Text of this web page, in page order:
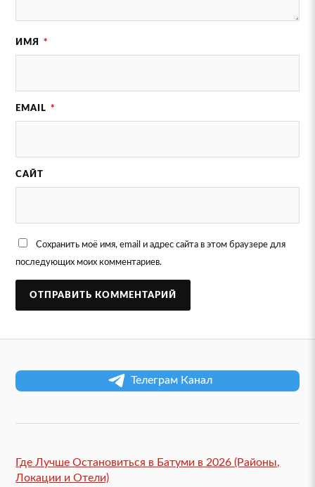
ИМЯ *
EMAIL *
САЙТ
Сохранить моё имя, email и адрес сайта в этом браузере для
последующих моих комментариев.
Телеграм Канал
Где Лучше Остановиться в Батуми в 2026 (Районы,
Локации и Отели)